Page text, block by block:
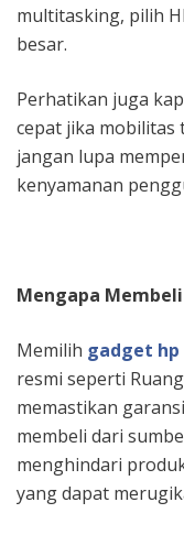
multitasking, pilih
besar.
Perhatikan juga
cepat jika mobilitas
jangan lupa
kenyamanan
Mengapa
Memilih gadget
resmi seperti
memastikan
membeli dari
menghindari
yang dapat